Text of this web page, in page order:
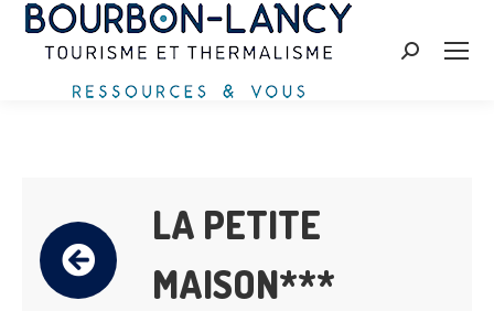
Search:
LA PETITE
MAISON***